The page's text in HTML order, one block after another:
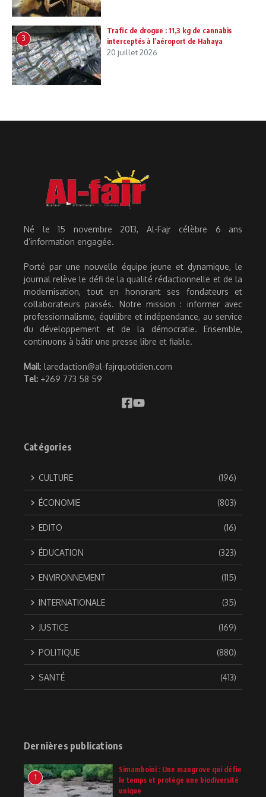
3
Trafic de drogue : 11,3 kg de cannabis
interceptés à l’aéroport de Hahaya
20 juillet 2026
Né le 15 novembre 2013, Al-Fajr célèbre 6 ans
d’information engagée.
Porté par une nouvelle équipe jeune et dynamique, le
journal relève le défi de la qualité rédactionnelle et de la
modernisation, tout en honorant ses fondateurs et
collaborateurs passés. Notre mission : informer avec
professionnalisme, équilibre et indépendance, au service
du développement et de la démocratie. Ensemble,
continuons à bâtir une presse libre et fiable.
Mail: laredaction@al-fajrquotidien.com
Tel: +269 773 58 59
Catégories
CULTURE (196)
ÉCONOMIE (803)
EDITO (16)
ÉDUCATION (323)
ENVIRONNEMENT (115)
INTERNATIONALE (35)
JUSTICE (169)
POLITIQUE (880)
SANTÉ (413)
Dernières publications
1
Simamboini : Une mangrove qui défie
le temps et protège une biodiversité
unique